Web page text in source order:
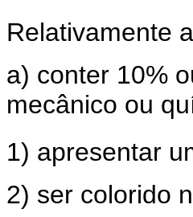
Relativamente
a) conter 10%
mecânico ou
1) apresentar
2) ser colorido